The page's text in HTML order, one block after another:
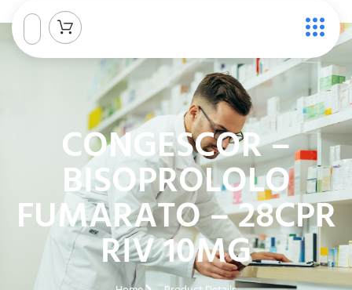
CONGESCOR –
BISOPROLOLO
FUMARATO – 28CPR
RIV 10MG